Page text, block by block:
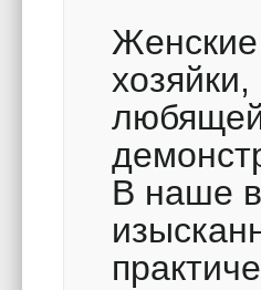
Женские
В наше